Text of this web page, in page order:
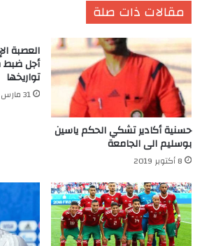
مقالات ذات صلة
حسنية أكادير تشكي الحكم ياسين
بوسليم الى الجامعة
8 أكتوبر 2019
العصبة
أجل ضبط
تواريخها
31 مارس 2021